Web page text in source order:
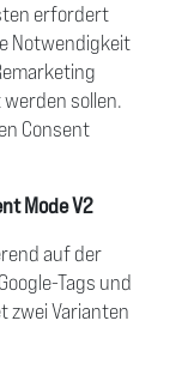
erfordert
Notwendigkeit
sollen.
Consent
Mode V2
auf der
Tags und
zwei Varianten